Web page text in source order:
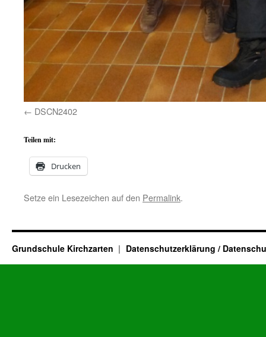
DSCN2402
Teilen mit:
Drucken
Setze ein Lesezeichen auf den Permalink.
Grundschule Kirchzarten Datenschutzerklärung /